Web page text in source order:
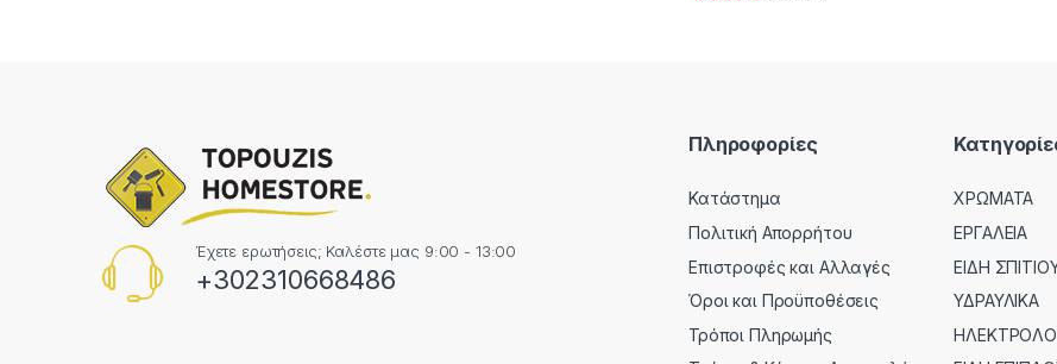
Έχετε ερωτήσεις; Καλέστε μας 9:00 - 13:00
+302310668486
Πληροφορίες
Κατάστημα
Πολιτική Απορρήτου
Επιστροφές και Αλλαγές
Όροι και Προϋποθέσεις
Τρόποι Πληρωμής
ΧΡΩΜΑΤΑ
ΕΡΓΑΛΕΙΑ
ΕΙΔΗ
ΥΔΡΑΥΛΙΚΑ